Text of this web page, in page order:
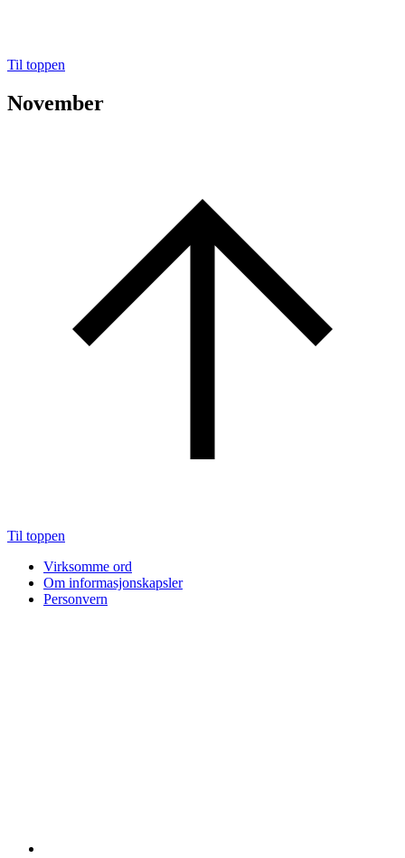
Til toppen
November
Til toppen
Virksomme ord
Om informasjonskapsler
Personvern